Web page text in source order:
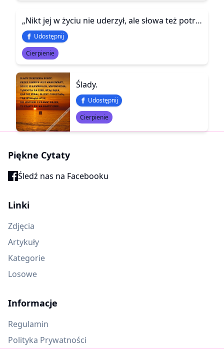
„Nikt jej w życiu nie uderzył, ale słowa też potrafią ranić…”
Udostępnij
Cierpienie
Ślady.
Udostępnij
Cierpienie
Piękne Cytaty
Śledź nas na Facebooku
Linki
Zdjęcia
Artykuły
Kategorie
Losowe
Informacje
Regulamin
Polityka Prywatności